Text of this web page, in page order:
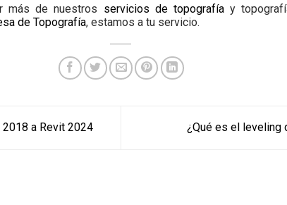
más de nuestros servicios de topografíay
de Topografía, estamos a tu servicio.
a Revit 2024 ¿Qué es el leveling